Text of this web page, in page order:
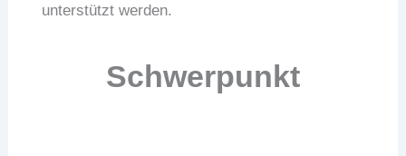
unterstützt werden.
Schwerpunkt